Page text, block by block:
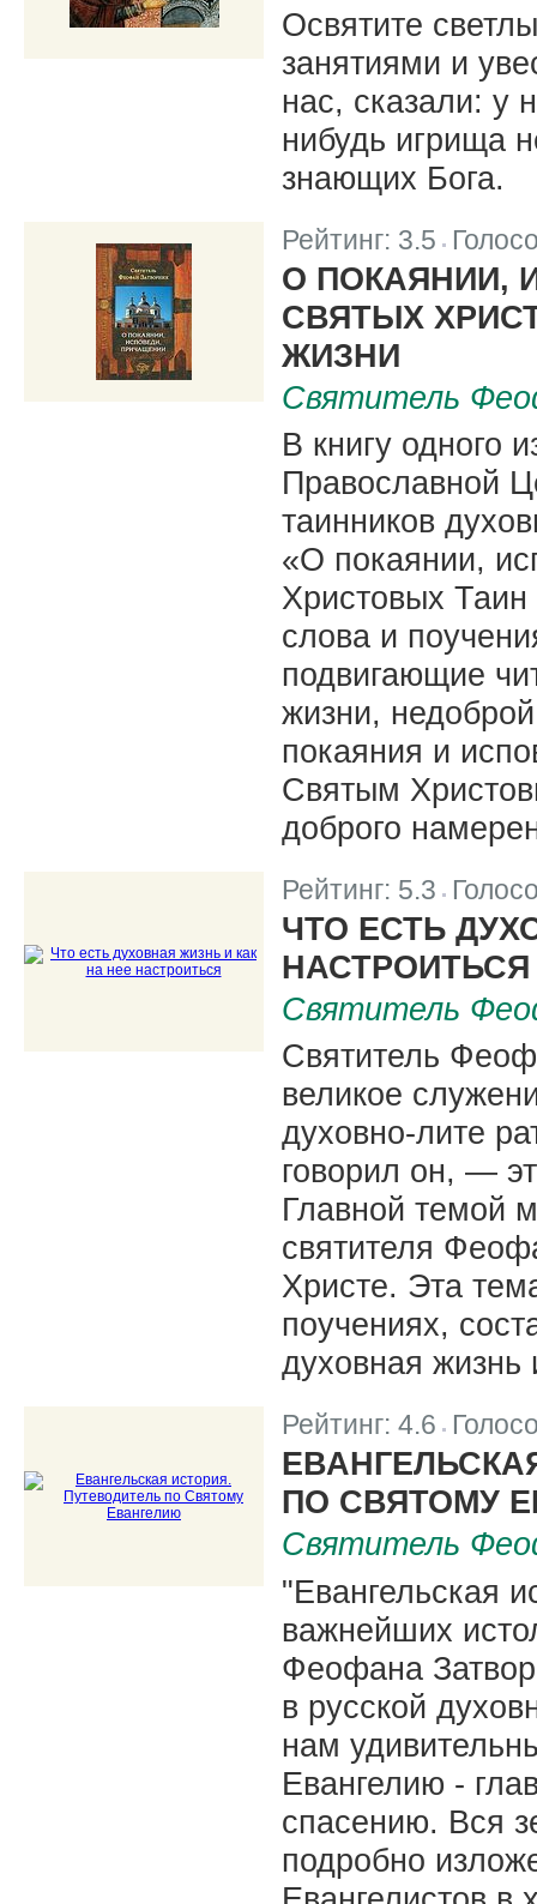
Освятите
занятиями и
нас, сказали: у
нибудь игрища
знающих Бога.
Рейтинг: 3.5
О ПОКАЯНИИ,
СВЯТЫХ
ЖИЗНИ
Святитель
В книгу одного
Православной
таинников
«О покаянии,
Христовых
слова и
подвигающие
жизни,
покаяния и
Святым
доброго
Рейтинг: 5.3
ЧТО ЕСТЬ
НАСТРОИТЬСЯ
Святитель
Святитель
великое
духовно-лите
говорил он, —
Главной темой
святителя
Христе. Эта
поучениях,
духовная жизнь
Рейтинг: 4.6
ПО СВЯТОМУ
Святитель
"Евангельская
важнейших
Феофана
в русской
нам
Евангелию -
спасению. Вся
подробно